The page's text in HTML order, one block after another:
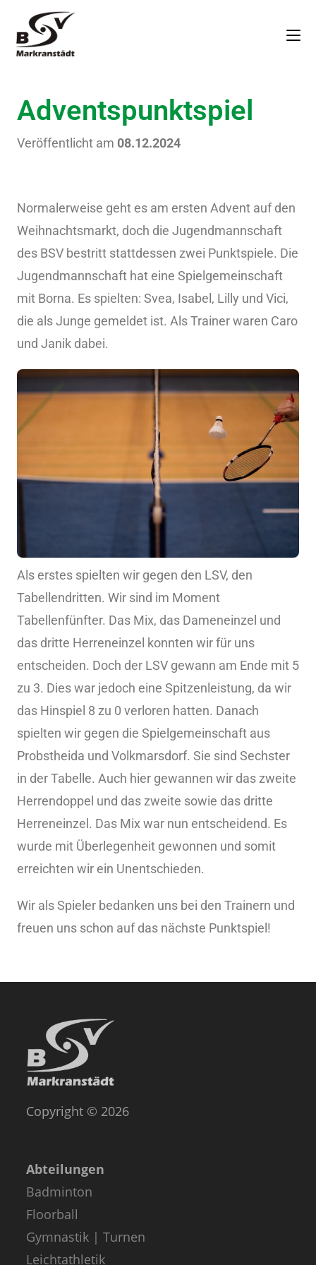
Adventspunktspiel
Veröffentlicht am 08.12.2024
Normalerweise geht es am ersten Advent auf den
Weihnachtsmarkt, doch die Jugendmannschaft
des BSV bestritt stattdessen zwei Punktspiele. Die
Jugendmannschaft hat eine Spielgemeinschaft
mit Borna. Es spielten: Svea, Isabel, Lilly und Vici,
die als Junge gemeldet ist. Als Trainer waren Caro
und Janik dabei.
Als erstes spielten wir gegen den LSV, den
Tabellendritten. Wir sind im Moment
Tabellenfünfter. Das Mix, das Dameneinzel und
das dritte Herreneinzel konnten wir für uns
entscheiden. Doch der LSV gewann am Ende mit 5
zu 3. Dies war jedoch eine Spitzenleistung, da wir
das Hinspiel 8 zu 0 verloren hatten. Danach
spielten wir gegen die Spielgemeinschaft aus
Probstheida und Volkmarsdorf. Sie sind Sechster
in der Tabelle. Auch hier gewannen wir das zweite
Herrendoppel und das zweite sowie das dritte
Herreneinzel. Das Mix war nun entscheidend. Es
wurde mit Überlegenheit gewonnen und somit
erreichten wir ein Unentschieden.
Wir als Spieler bedanken uns bei den Trainern und
freuen uns schon auf das nächste Punktspiel!
Copyright © 2026
Abteilungen
Badminton
Floorball
Gymnastik | Turnen
Leichtathletik